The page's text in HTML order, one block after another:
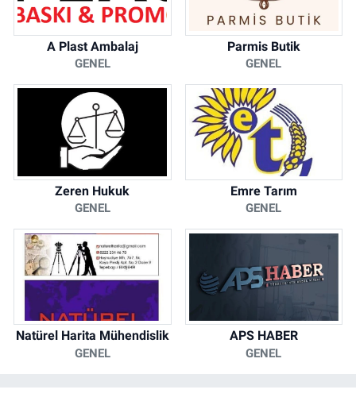
A Plast Ambalaj
GENEL
Parmis Butik
GENEL
Zeren Hukuk
GENEL
Emre Tarım
GENEL
Natürel Harita Mühendislik
GENEL
APS HABER
GENEL